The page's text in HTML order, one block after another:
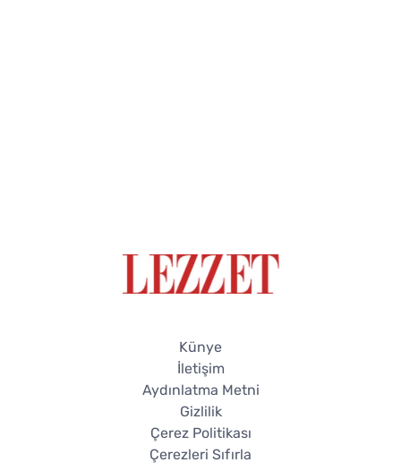
Künye
İletişim
Aydınlatma Metni
Gizlilik
Çerez Politikası
Çerezleri Sıfırla